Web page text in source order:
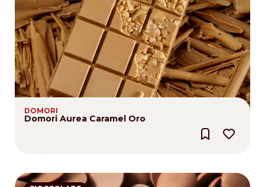
DOMORI
Domori Aurea Caramel Oro